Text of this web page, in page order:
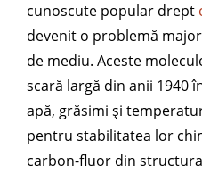
cunoscute popular drept
devenit o problemă
de mediu. Aceste
scară largă din anii 1940
apă, grăsimi și
pentru stabilitatea lor
carbon-fluor din